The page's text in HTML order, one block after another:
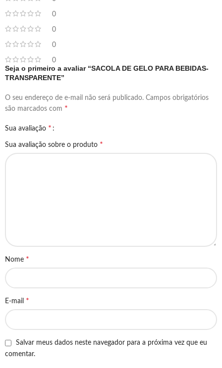
0
0
0
0
Seja o primeiro a avaliar “SACOLA DE GELO PARA BEBIDAS-
TRANSPARENTE”
O seu endereço de e-mail não será publicado. Campos obrigatórios
são marcados com *
Sua avaliação *
Sua avaliação sobre o produto *
Nome *
E-mail *
Salvar meus dados neste navegador para a próxima vez que eu
comentar.